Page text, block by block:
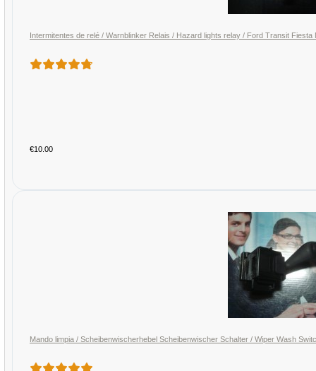
Intermitentes de relé / Warnblinker Relais / Hazard lights relay / Ford Transit
€10.00
Mando limpia / Scheibenwischerhebel Scheibenwischer Schalter / Wiper Wash